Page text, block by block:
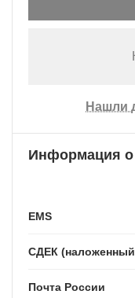
Нашли
Информация о
EMS
СДЕК (наложенный
Почта России